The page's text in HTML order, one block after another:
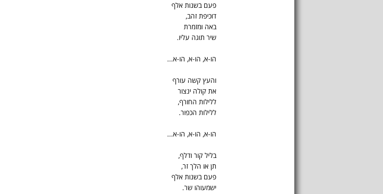
פעם בשנות אלף
דוכיפת זהב,
באה ומזמרת
שיר תוגה עליו.
הו-א, הו-א, הו-א...
והעץ קשה עורף
את קולה ינצור
ללילות החורף,
ללילות הכפור.
הו-א, הו-א, הו-א...
בליל קור ודלף,
תן או הלך זר,
פעם בשנות אלף
ישמעוהו שר.